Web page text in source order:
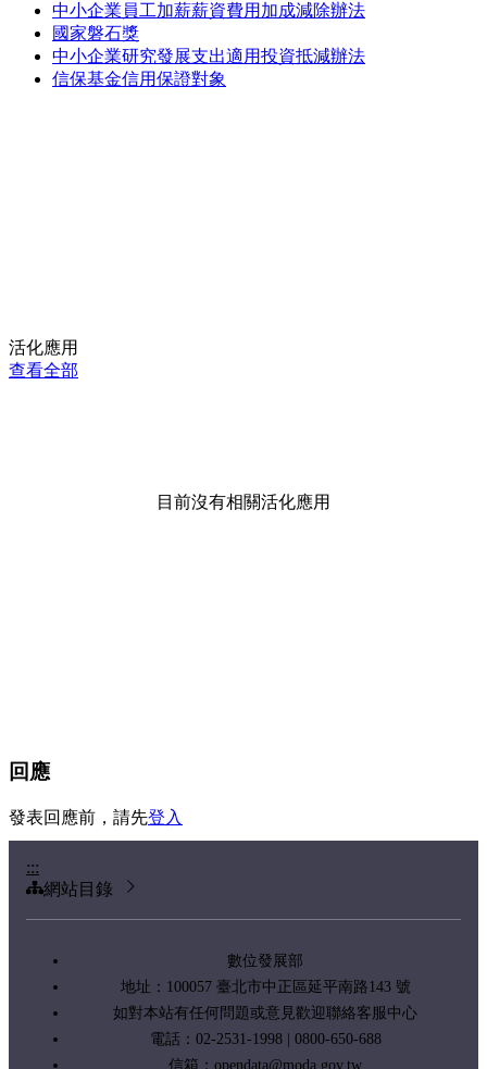
中小企業員工加薪薪資費用加成減除辦法
國家磐石獎
中小企業研究發展支出適用投資抵減辦法
信保基金信用保證對象
活化應用
查看全部
目前沒有相關活化應用
回應
發表回應前，請先登入
:::
網站目錄
數位發展部
地址：100057 臺北市中正區延平南路143 號
如對本站有任何問題或意見歡迎聯絡客服中心
電話：02-2531-1998 | 0800-650-688
信箱： opendata@moda.gov.tw